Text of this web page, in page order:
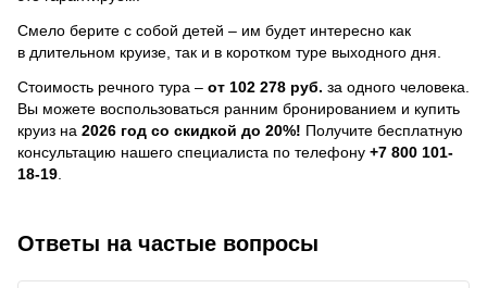
Смело берите с собой детей – им будет интересно как
в длительном круизе, так и в коротком туре выходного дня.
Стоимость речного тура – от 102 278 руб. за одного человека.
Вы можете воспользоваться ранним бронированием и купить
круиз на 2026 год со скидкой до 20%! Получите бесплатную
консультацию нашего специалиста по телефону +7 800 101-
18-19
Ответы на частые вопросы